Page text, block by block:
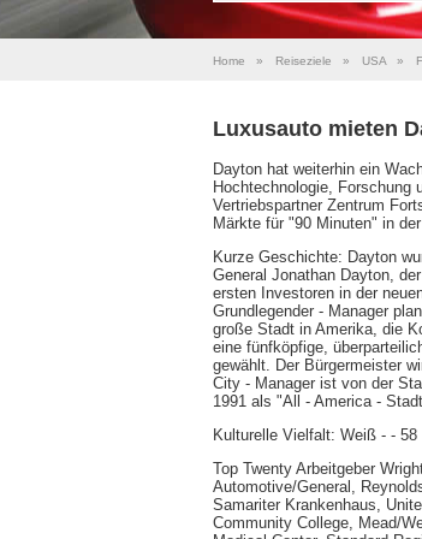
Home » Reiseziele » USA »
Luxusauto mieten
Dayton hat weiterhin ein
Hochtechnologie, Forschung
Vertriebspartner Zentrum
Märkte für "90 Minuten" in der
Kurze Geschichte: Dayton
General Jonathan Dayton,
ersten Investoren in der
Grundlegender - Manager
große Stadt in Amerika, die
eine fünfköpfige,
gewählt. Der Bürgermeister
City - Manager ist von der
1991 als "All - America -
Kulturelle Vielfalt: Weiß - -
Top Twenty Arbeitgeber
Automotive/General,
Samariter Krankenhaus,
Community College, Mead/